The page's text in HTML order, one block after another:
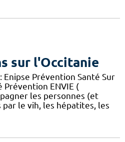
sur l'Occitanie
Enipse Prévention Santé Sur
Prévention ENVIE (
les personnes (et
le vih, les hépatites, les